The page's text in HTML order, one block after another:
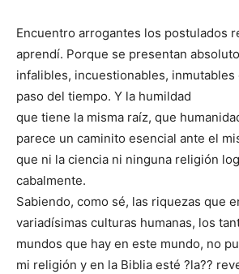
Encuentro arrogantes los postulados
aprendí. Porque se presentan
infalibles, incuestionables, inmutables
paso del tiempo. Y la humildad
que tiene la misma raíz, que
parece un caminito esencial ante el
que ni la ciencia ni ninguna religión
cabalmente.
Sabiendo, como sé, las riquezas que
variadísimas culturas humanas, los
mundos que hay en este mundo, no
mi religión y en la Biblia esté ?la??